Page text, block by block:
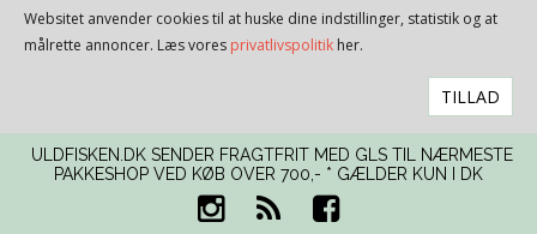
Websitet anvender cookies til at huske dine indstillinger, statistik og at
målrette annoncer. Læs vores privatlivspolitik her.
TILLAD
ULDFISKEN.DK SENDER FRAGTFRIT MED GLS TIL NÆRMESTE
PAKKESHOP VED KØB OVER 700,- * GÆLDER KUN I DK